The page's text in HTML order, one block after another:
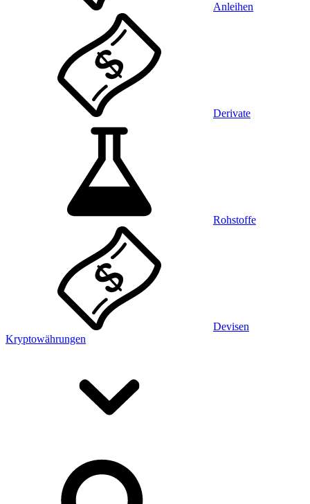
Anleihen
Derivate
Rohstoffe
Devisen
Kryptowährungen